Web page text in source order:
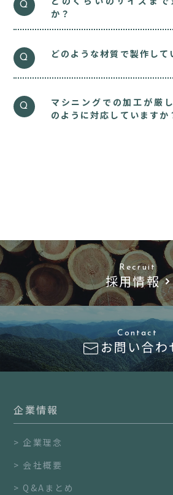
Q
か？
詳しくはご相談ください。
Q どのような材質で製作して
製作しています。
Q
マシニングでの加工が厳
のように対応していますか
Recruit
採用情報
Contact
お問い合わ
企業情報
企業理念
会社概要
Q&Aまとめ